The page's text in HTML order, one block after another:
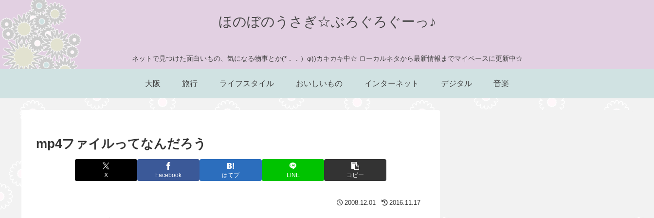
ほのぼのうさぎ☆ぶろぐろぐーっ♪
ネットで見つけた面白いもの、気になる物事とか(*．．）φ))カキカキ中☆ ローカルネタから最新情報までマイペースに更新中☆
大阪 旅行 ライフスタイル おいしいもの インターネット デジタル 音楽
mp4ファイルってなんだろう
X Facebook はてブ LINE コピー
2008.12.01 2016.11.17